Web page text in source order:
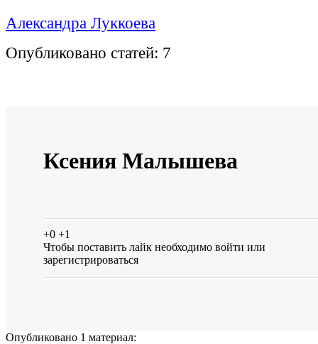
Александра Луккоева
Опубликовано статей: 7
Ксения Малышева
+0 +1
Чтобы поставить лайк необходимо войти или
зарегистрироваться
Опубликовано 1 материал: